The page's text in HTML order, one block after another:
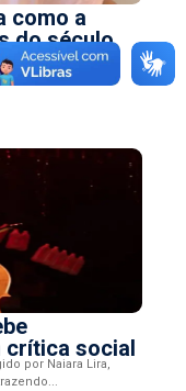
como a
do século
autora de
social
por Naiara Lira,